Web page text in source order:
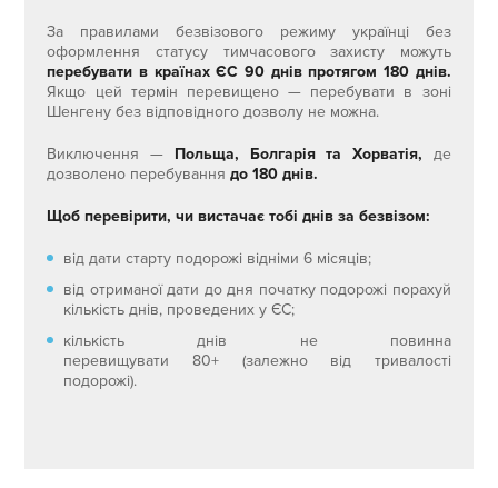
За правилами безвізового режиму українці без
оформлення статусу тимчасового захисту можуть
перебувати в країнах ЄС 90 днів протягом 180 днів.
Якщо цей термін перевищено — перебувати в зоні
Шенгену без відповідного дозволу не можна.
Виключення — Польща, Болгарія та Хорватія, де
дозволено перебуваннядо 180 днів.
Щоб перевірити, чи вистачає тобі днів за безвізом:
від дати старту подорожі відніми 6 місяців;
від отриманої дати до дня початку подорожі порахуй
кількість днів, проведених у ЄС;
кількість днів не повинна
перевищувати 80+ (залежно від тривалості
подорожі).